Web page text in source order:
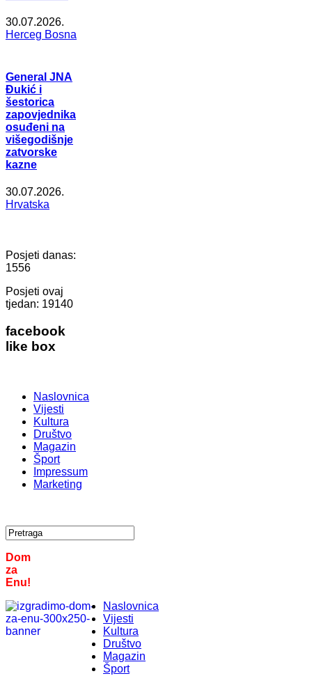
30.07.2026.
Herceg Bosna
General JNA
Đukić i
šestorica
zapovjednika
osuđeni na
višegodišnje
zatvorske
kazne
30.07.2026.
Hrvatska
Posjeti danas:
1556
Posjeti ovaj
tjedan: 19140
facebook
like box
Naslovnica
Vijesti
Kultura
Društvo
Magazin
Šport
Impressum
Marketing
Dom
za
Enu!
Naslovnica
Vijesti
Kultura
Društvo
Magazin
Šport